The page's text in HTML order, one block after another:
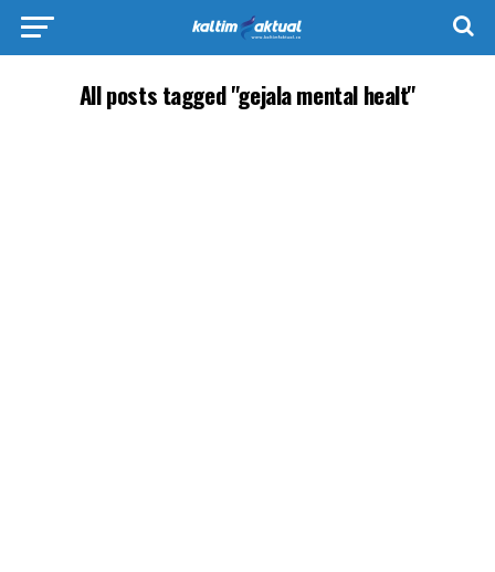
All posts tagged "gejala mental healt"